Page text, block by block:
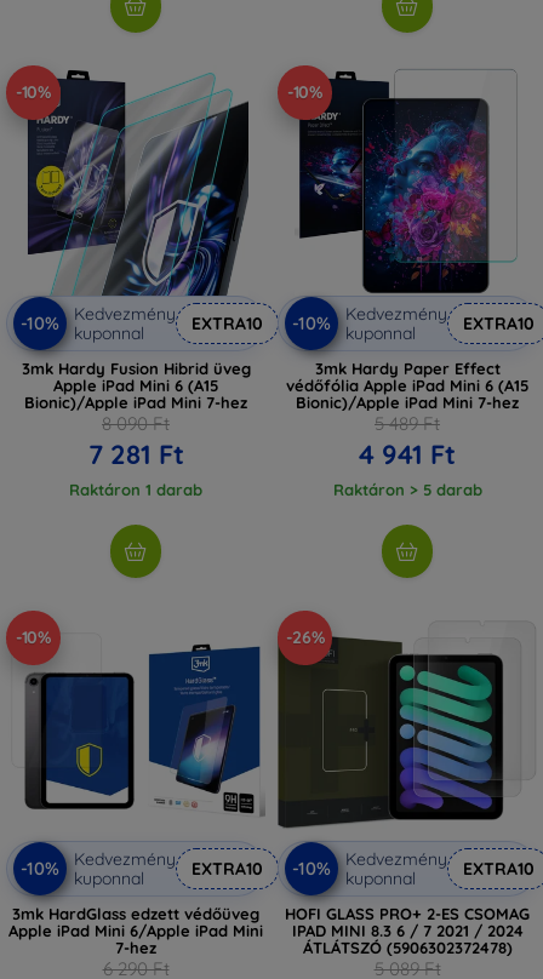
-10%
-10%
Kedvezmény
kuponnal
EXTRA10
3mk Hardy Fusion Hibrid üveg
Apple iPad Mini 6 (A15
Bionic)/Apple iPad Mini 7-hez
8 090 Ft
7 281 Ft
Raktáron 1 darab
-10%
-10%
Kedvezmény
kuponnal
EXTRA10
3mk Hardy Paper Effect
védőfólia Apple iPad Mini 6 (A15
Bionic)/Apple iPad Mini 7-hez
5 489 Ft
4 941 Ft
Raktáron > 5 darab
-10%
-10%
Kedvezmény
kuponnal
EXTRA10
3mk HardGlass edzett védőüveg
Apple iPad Mini 6/Apple iPad Mini
7-hez
6 290 Ft
-26%
-10%
Kedvezmény
kuponnal
EXTRA10
HOFI GLASS PRO+ 2-ES CSOMAG
IPAD MINI 8.3 6 / 7 2021 / 2024
ÁTLÁTSZÓ (5906302372478)
5 089 Ft